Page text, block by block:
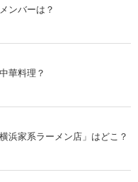
ンバーは？
華料理？
浜家系ラーメン店」はどこ？